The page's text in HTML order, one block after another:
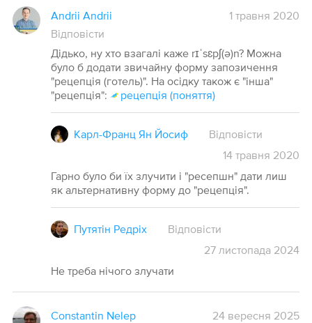
Andrii Andrii
1 травня 2020
Відповісти
Дідько, ну хто взагалі каже rɪˈsɛpʃ(ə)n? Можна
було б додати звичайну форму запозичення
"рецепція (готель)". На осідку також є "інша"
"рецепція":
рецепція (поняття)
Карл-Франц Ян Йосиф
Відповісти
14травня 2020
Гарно було би їх злучити і "ресепшн" дати лиш
як альтернативну форму до "рецепція".
Путятін Редріх
Відповісти
27 листопада 2024
Не треба нічого злучати
Constantin Nelep
24 вересня 2025